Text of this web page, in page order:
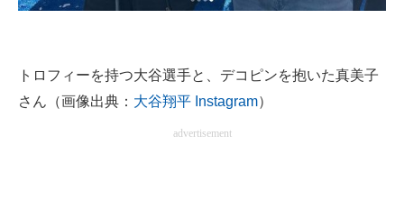
トロフィーを持つ大谷選手と、デコピンを抱いた真美子
さん（画像出典： 大谷翔平 Instagram）
advertisement